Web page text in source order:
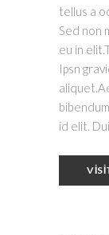
tellus a
Sed non
eu in
Ipsn
id elit.